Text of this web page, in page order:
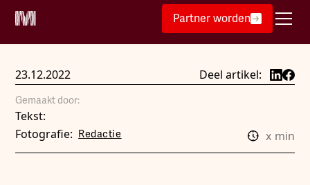
Partner worden
23.12.2022 Deel artikel:
Gemaakt door:
Tekst:
Fotografie:
Redactie x min